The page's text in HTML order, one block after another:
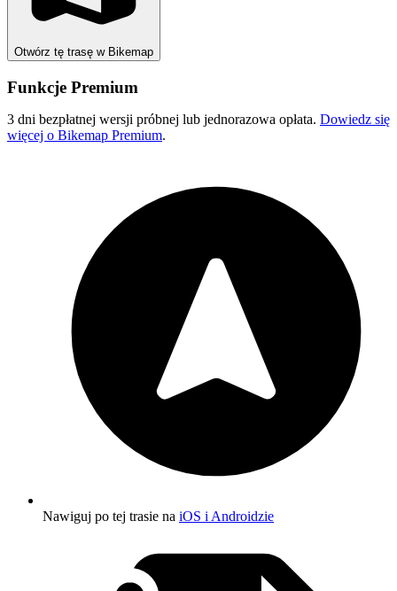
Otwórz tę trasę w Bikemap
Funkcje Premium
3 dni bezpłatnej wersji próbnej lub jednorazowa opłata. Dowiedz się
więcej o Bikemap Premium.
Nawiguj po tej trasie na iOS i Androidzie